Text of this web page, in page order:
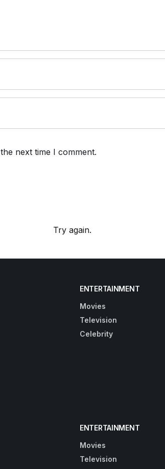
next time I comment.
Try again.
ENTERTAINMENT
Movies
Television
Celebrity
ENTERTAINMENT
Movies
Television